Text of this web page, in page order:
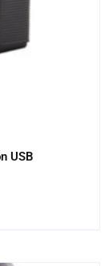
USB